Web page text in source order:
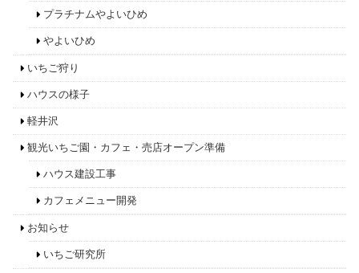
プラチナムやよいひめ
やよいひめ
いちご狩り
ハウスの様子
軽井沢
観光いちご園・カフェ・売店オープン準備
ハウス建設工事
カフェメニュー開発
お知らせ
いちご研究所